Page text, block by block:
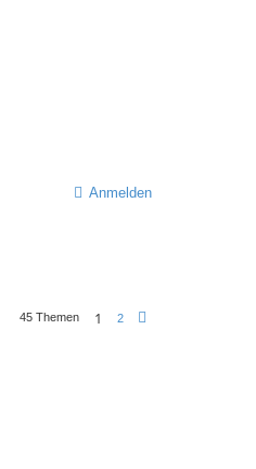
Anmelden
45 Themen 1 2